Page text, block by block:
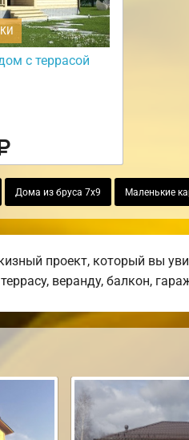
с террасой
Дома из бруса 7х9 Маленькие
проект, который вы
веранду, балкон,